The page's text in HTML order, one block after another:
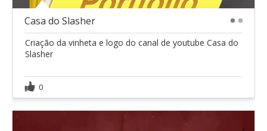
Casa do Slasher
Criação da vinheta e logo do canal de youtube Casa do
Slasher
0